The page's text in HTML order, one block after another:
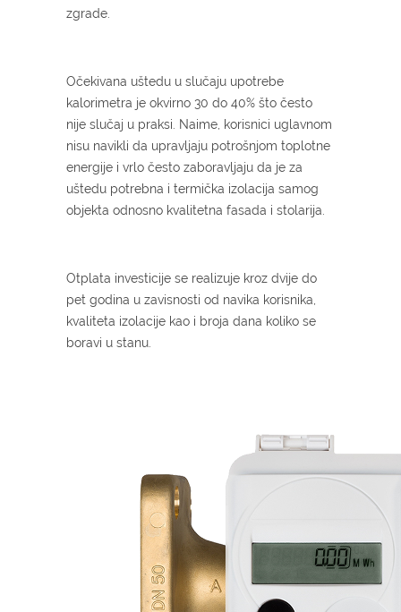
zgrade.
Očekivana uštedu u slučaju upotrebe
kalorimetra je okvirno 30 do 40% što često
nije slučaj u praksi. Naime, korisnici uglavnom
nisu navikli da upravljaju potrošnjom toplotne
energije i vrlo često zaboravljaju da je za
uštedu potrebna i termička izolacija samog
objekta odnosno kvalitetna fasada i stolarija.
Otplata investicije se realizuje kroz dvije do
pet godina u zavisnosti od navika korisnika,
kvaliteta izolacije kao i broja dana koliko se
boravi u stanu.